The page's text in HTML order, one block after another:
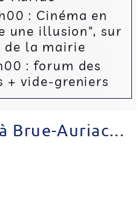
: Cinéma en
une illusion", sur
de la mairie
: forum des
+ vide-greniers
Brue-Auriac...